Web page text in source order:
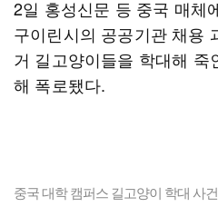
2일 홍성신문 등 중국 매체
구이린시의 공공기관 채용
거 길고양이들을 학대해 죽
해 폭로됐다.
중국 대학 캠퍼스 길고양이 학대 사